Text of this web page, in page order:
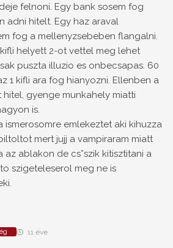
felnoni. Egy bank sosem fog
adni hitelt. Egy haz araval
fog a mellenyzsebeben flangalni.
helyett 2-ot vettel meg lehet
puszta illuzio es onbecsapas. 60
1 kifli ara fog hianyozni. Ellenben a
gyenge munkahely miatti
is.
ismerosomre emlekeztet aki kihuzza
mert jujj a vampiraram miatt
az ablakon de cs*szik kitisztitani a
szigeteleserol meg ne is
11 éve